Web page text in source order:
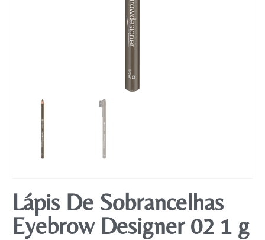
Lápis De Sobrancelhas
Eyebrow Designer 02 1 g